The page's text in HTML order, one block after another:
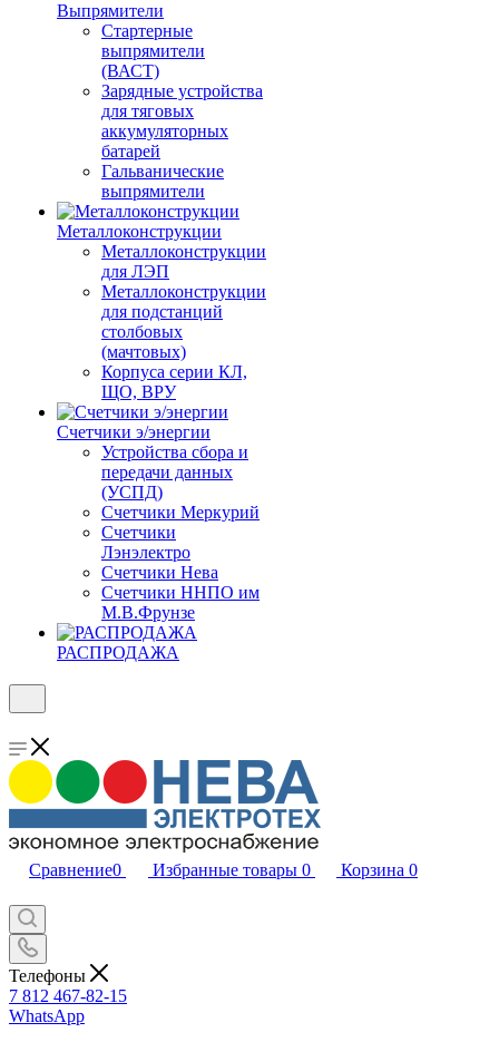
Выпрямители
Стартерные
выпрямители
(ВАСТ)
Зарядные устройства
для тяговых
аккумуляторных
батарей
Гальванические
выпрямители
Металлоконструкции
Металлоконструкции
для ЛЭП
Металлоконструкции
для подстанций
столбовых
(мачтовых)
Корпуса серии КЛ,
ЩО, ВРУ
Счетчики э/энергии
Устройства сбора и
передачи данных
(УСПД)
Счетчики Меркурий
Счетчики
Лэнэлектро
Счетчики Нева
Счетчики ННПО им
М.В.Фрунзе
РАСПРОДАЖА
Сравнение0 Избранные товары 0 Корзина 0
Телефоны
7 812 467-82-15
WhatsApp